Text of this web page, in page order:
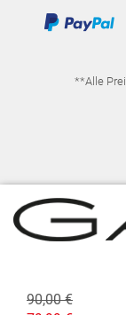
90,00 €
**Alle